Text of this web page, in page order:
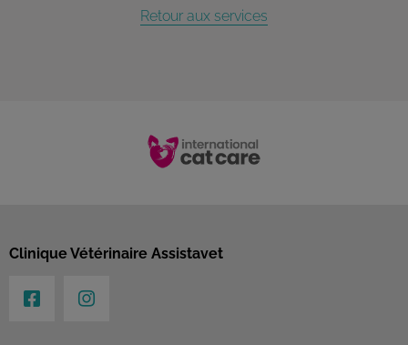
Retour aux services
Clinique Vétérinaire Assistavet